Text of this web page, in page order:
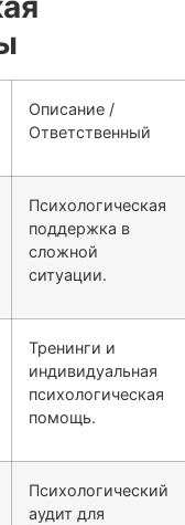
Описание /
Ответственный
Психологическая
поддержка в
сложной
ситуации.
Тренинги и
индивидуальная
психологическая
помощь.
Психологический
аудит для